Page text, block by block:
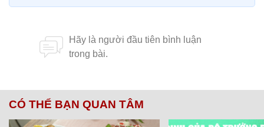
CÓ THỂ BẠN QUAN TÂM